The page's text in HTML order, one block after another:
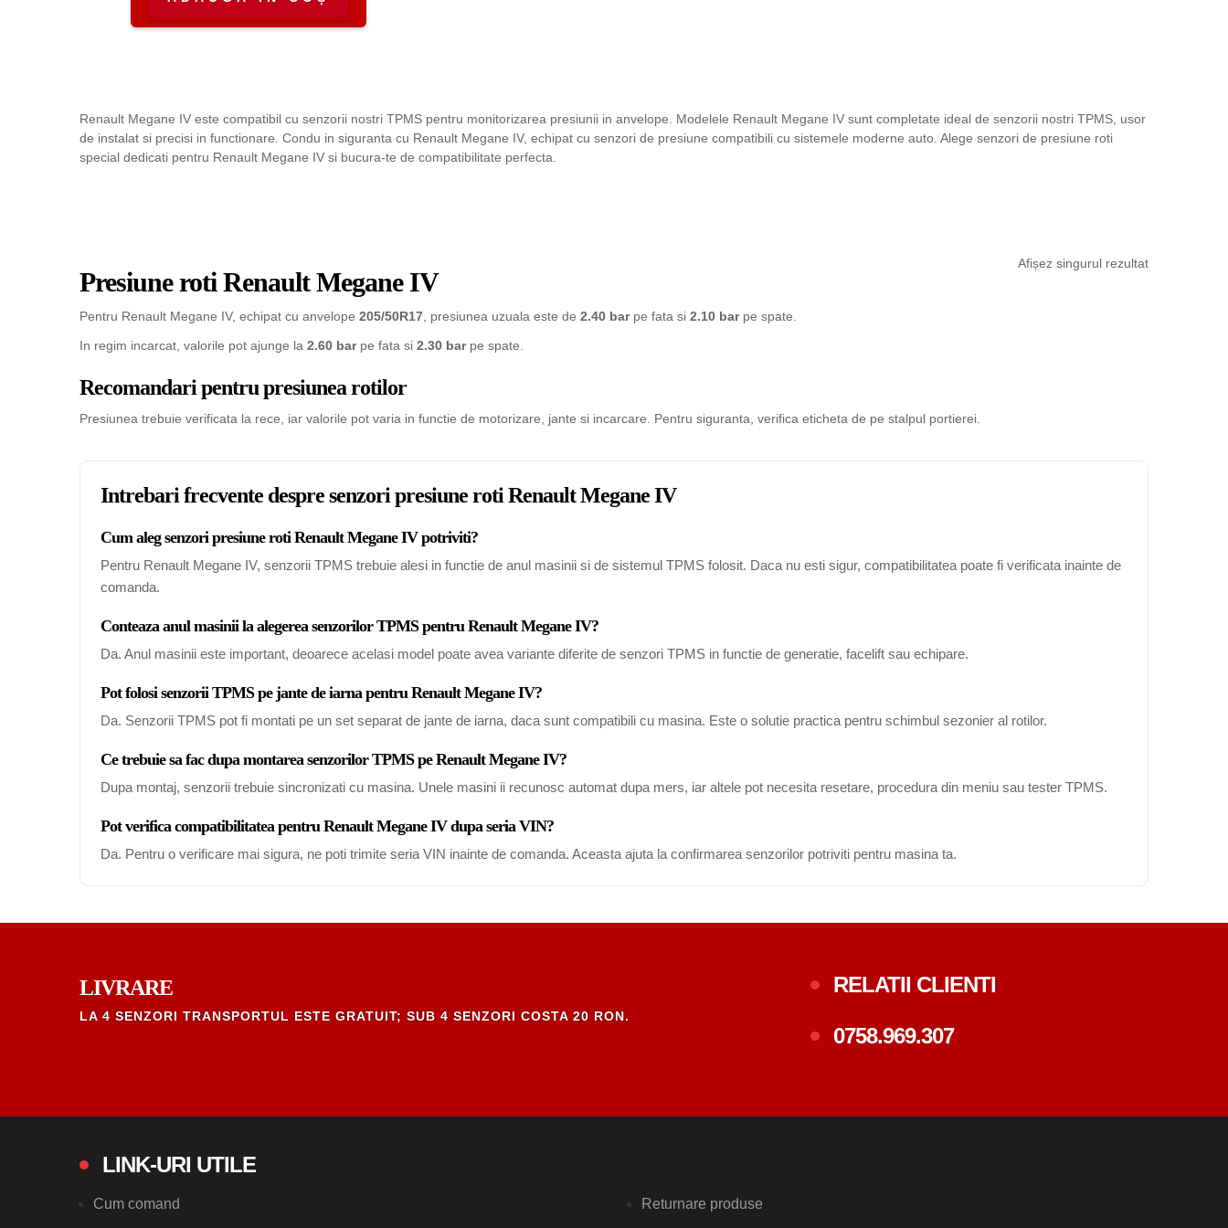
Renault Megane IV este compatibil cu senzorii nostri TPMS pentru monitorizarea presiunii in anvelope. Modelele Renault Megane IV sunt completate ideal de senzorii nostri TPMS, usor
de instalat si precisi in functionare. Condu in siguranta cu Renault Megane IV, echipat cu senzori de presiune compatibili cu sistemele moderne auto. Alege senzori de presiune roti
special dedicati pentru Renault Megane IV si bucura-te de compatibilitate perfecta.
Afișez singurul rezultat
Presiune roti Renault Megane IV
Pentru Renault Megane IV, echipat cu anvelope 205/50R17, presiunea uzuala este de 2.40 barpe fata si 2.10 barpe spate.
In regim incarcat, valorile pot ajunge la 2.60 barpe fata si 2.30 barpe spate.
Recomandari pentru presiunea rotilor
Presiunea trebuie verificata la rece, iar valorile pot varia in functie de motorizare, jante si incarcare. Pentru siguranta, verifica eticheta de pe stalpul portierei.
Intrebari frecvente despre senzori presiune roti Renault Megane IV
Cum aleg senzori presiune roti Renault Megane IV potriviti?
Pentru Renault Megane IV, senzorii TPMS trebuie alesi in functie de anul masinii si de sistemul TPMS folosit. Daca nu esti sigur, compatibilitatea poate fi verificata inainte de
comanda.
Conteaza anul masinii la alegerea senzorilor TPMS pentru Renault Megane IV?
Da. Anul masinii este important, deoarece acelasi model poate avea variante diferite de senzori TPMS in functie de generatie, facelift sau echipare.
Pot folosi senzorii TPMS pe jante de iarna pentru Renault Megane IV?
Da. Senzorii TPMS pot fi montati pe un set separat de jante de iarna, daca sunt compatibili cu masina. Este o solutie practica pentru schimbul sezonier al rotilor.
Ce trebuie sa fac dupa montarea senzorilor TPMS pe Renault Megane IV?
Dupa montaj, senzorii trebuie sincronizati cu masina. Unele masini ii recunosc automat dupa mers, iar altele pot necesita resetare, procedura din meniu sau tester TPMS.
Pot verifica compatibilitatea pentru Renault Megane IV dupa seria VIN?
Da. Pentru o verificare mai sigura, ne poti trimite seria VIN inainte de comanda. Aceasta ajuta la confirmarea senzorilor potriviti pentru masina ta.
LIVRARE
LA 4 SENZORI TRANSPORTUL ESTE GRATUIT; SUB 4 SENZORI COSTA 20 RON.
RELATII CLIENTI
0758.969.307
LINK-URI UTILE
Cum comand
Returnare produse